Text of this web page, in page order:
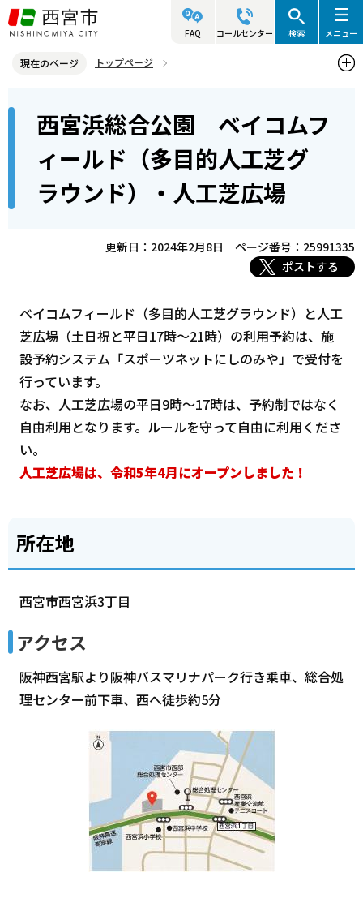
こ
の
ジ
す
FAQ コールセンター 検索 メニュー
現在のページ
トップページ
公園（スポーツ）
人工芝広場
ら
西宮浜総合公園 ベイコムフ
ィールド（多目的人工芝グ
ラウンド）・人工芝広場
更新日：2024年2月8日
ページ番号：25991335
ポストする
ベイコムフィールド（多目的人工芝グラウンド）と人工
芝広場（土日祝と平日17時～21時）の利用予約は、施
設予約システム「スポーツネットにしのみや」で受付を
行っています。
なお、人工芝広場の平日9時～17時は、予約制ではなく
自由利用となります。ルールを守って自由に利用くださ
い。
人工芝広場は、令和5年4月にオープンしました！
所在地
西宮市西宮浜3丁目
アクセス
阪神西宮駅より阪神バスマリナパーク行き乗車、総合処
理センター前下車、西へ徒歩約5分